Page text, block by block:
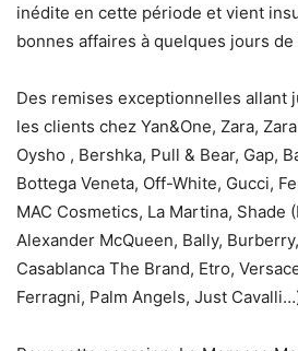
inédite en cette période et vient
bonnes affaires à quelques jours de
Des remises exceptionnelles allant
les clients chez Yan&One, Zara,
Oysho , Bershka, Pull & Bear, Gap,
Bottega Veneta, Off-White, Gucci,
MAC Cosmetics, La Martina, Shade
Alexander McQueen, Bally,
Casablanca The Brand, Etro,
Ferragni, Palm Angels, Just Cavalli…